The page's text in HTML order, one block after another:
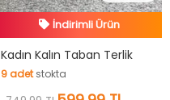
İndirimli Ürün
Hızlı Teslimat
İndirimli Ürün
Kadın Kalın Taban Terlik
9adetstokta
9adetstokta